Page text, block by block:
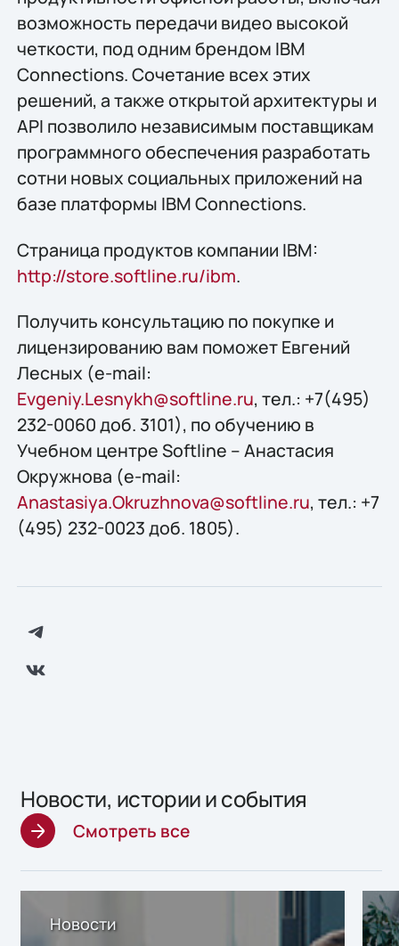
возможность передачи видео высокой
четкости, под одним брендом IBM
Connections. Сочетание всех этих
решений, а также открытой архитектуры и
API позволило независимым поставщикам
программного обеспечения разработать
сотни новых социальных приложений на
базе платформы IBM Connections.
Страница продуктов компании IBM:
http://store.softline.ru/ibm.
Получить консультацию по покупке и
лицензированию вам поможет Евгений
Лесных (e-mail:
Evgeniy.Lesnykh@softline.ru, тел.: +7(495)
232-0060 доб. 3101), по обучению в
Учебном центре Softline – Анастасия
Окружнова (e-mail:
Anastasiya.Okruzhnova@softline.ru, тел.: +7
(495) 232-0023 доб. 1805).
Новости, истории и события
Смотреть все
Новости